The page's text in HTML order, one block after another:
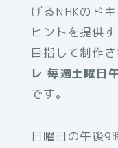
げるNHKのド
ヒントを提供
目指して制作
レ 毎週土曜日
です。
日曜日の午後9